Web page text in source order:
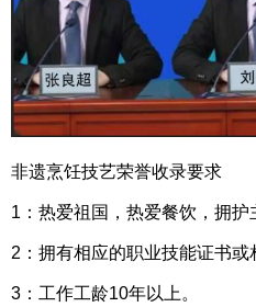
非遗烹饪技艺荣誉收录要求
1：热爱祖国，热爱餐饮，拥护
2：拥有相应的职业技能证书或
3：工作工龄10年以上。